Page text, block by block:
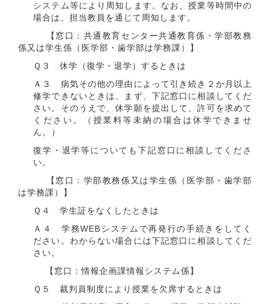
システム等により周知します。なお、授業等時間中の
場合は、担当教員を通じて周知します。
【窓口：共通教育センター共通教育係・学部教務
係又は学生係（医学部・歯学部は学務課）】
Ｑ３ 休学（復学・退学）するときは
Ａ３ 病気その他の理由によって引き続き２か月以上
修学できないときは、まず、下記窓口に相談してくだ
さい。そのうえで、休学願を提出して、許可を求めて
ください。（授業料等未納の場合は休学できませ
ん。）
復学・退学等についても下記窓口に相談してくださ
い。
【窓口：学部教務係又は学生係（医学部・歯学部
は学務課）】
Ｑ４ 学生証をなくしたときは
Ａ４ 学務WEBシステムで再発行の手続きをしてく
ださい。わからない場合には下記窓口に相談してくだ
さい。
【窓口：情報企画課情報システム係】
Ｑ５ 裁判員制度により授業を欠席するときは